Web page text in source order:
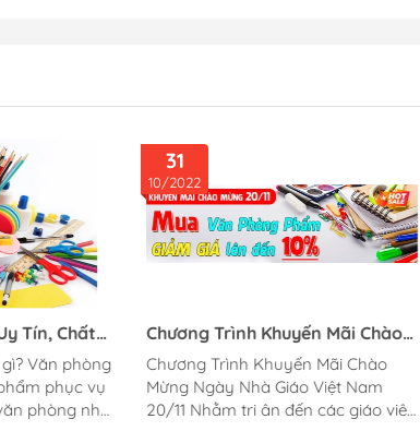
Mãi Chào
Giáo Việt Nam
Mãi Chào
Giáo Việt Nam
05/2022
Đặc tính sản phẩm Giấy
A4 70
Giấy Quality là dòng giấy in văn
phòng cao cấp đến từ thương
nổi tiếng Double A của đất